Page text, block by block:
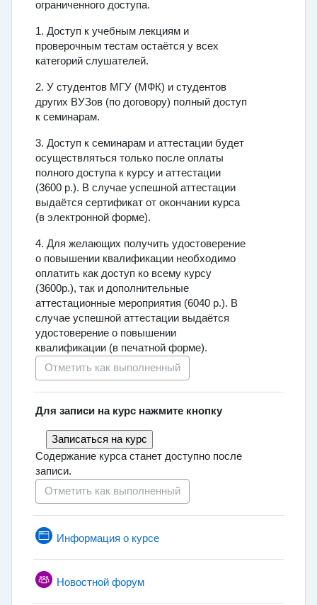
ограниченного доступа.
1. Доступ к учебным лекциям и
проверочным тестам остаётся у всех
категорий слушателей.
2. У студентов МГУ (МФК) и студентов
других ВУЗов (по договору) полный доступ
к семинарам.
3. Доступ к семинарам и аттестации будет
осуществляться только после оплаты
полного доступа к курсу и аттестации
(3600 р.). В случае успешной аттестации
выдаётся сертификат от окончании курса
(в электронной форме).
4. Для желающих получить удостоверение
о повышении квалификации необходимо
оплатить как доступ ко всему курсу
(3600р.), так и дополнительные
аттестационные мероприятия (6040 р.). В
случае успешной аттестации выдаётся
удостоверение о повышении
квалификации (в печатной форме).
Отметить как выполненный
Для записи на курс нажмите кнопку
Содержание курса станет доступно после
записи.
Отметить как выполненный
Информация о курсе
Новостной форум